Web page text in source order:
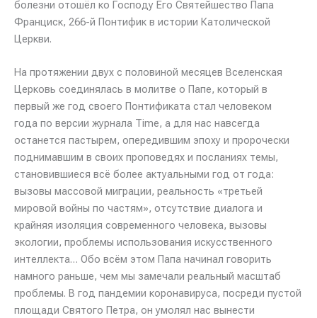
болезни отошёл ко Господу Его Святейшество Папа
Франциск, 266-й Понтифик в истории Католической
Церкви.
На протяжении двух с половиной месяцев Вселенская
Церковь соединялась в молитве о Папе, который в
первый же год своего Понтификата стал человеком
года по версии журнала Time, а для нас навсегда
останется пастырем, опередившим эпоху и пророчески
поднимавшим в своих проповедях и посланиях темы,
становившиеся всё более актуальными год от года:
вызовы массовой миграции, реальность «третьей
мировой войны по частям», отсутствие диалога и
крайняя изоляция современного человека, вызовы
экологии, проблемы использования искусственного
интеллекта… Обо всём этом Папа начинал говорить
намного раньше, чем мы замечали реальный масштаб
проблемы. В год пандемии коронавируса, посреди пустой
площади Святого Петра, он умолял нас вынести